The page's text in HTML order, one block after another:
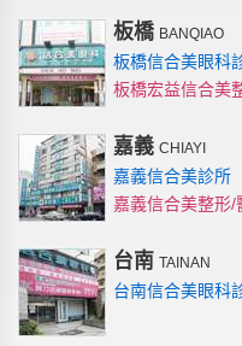
板橋 BANQIAO
板橋信合美眼科
板橋宏益信合美
嘉義 CHIAYI
嘉義信合美診所
嘉義信合美整形/
台南 TAINAN
台南信合美眼科